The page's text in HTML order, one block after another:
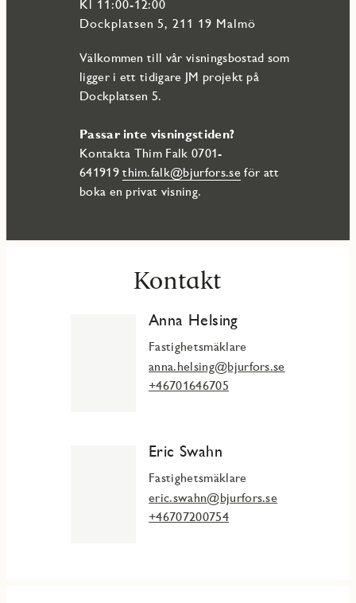
Kl 11:00-12:00
Dockplatsen 5, 211 19 Malmö
Välkommen till vår visningsbostad som
ligger i ett tidigare JM projekt på
Dockplatsen 5.
Passar inte visningstiden?
Kontakta Thim Falk 0701-
641919thim.falk@bjurfors.se för att
boka en privat visning.
Kontakt
Anna Helsing
Fastighetsmäklare
anna.helsing@bjurfors.se
+46701646705
Eric Swahn
Fastighetsmäklare
eric.swahn@bjurfors.se
+46707200754